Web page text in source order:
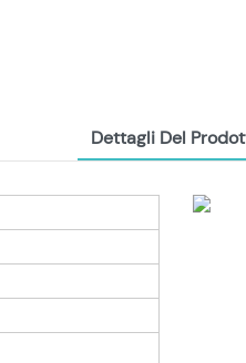
Dettagli Del